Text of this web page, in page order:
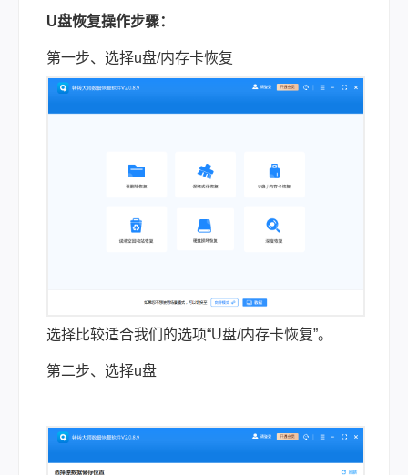
U盘恢复操作步骤：
第一步、选择u盘/内存卡恢复
选择比较适合我们的选项“U盘/内存卡恢复”。
第二步、选择u盘